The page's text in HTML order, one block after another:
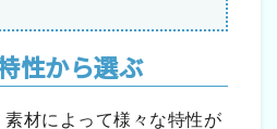
性から選ぶ
材によって様々な特性が